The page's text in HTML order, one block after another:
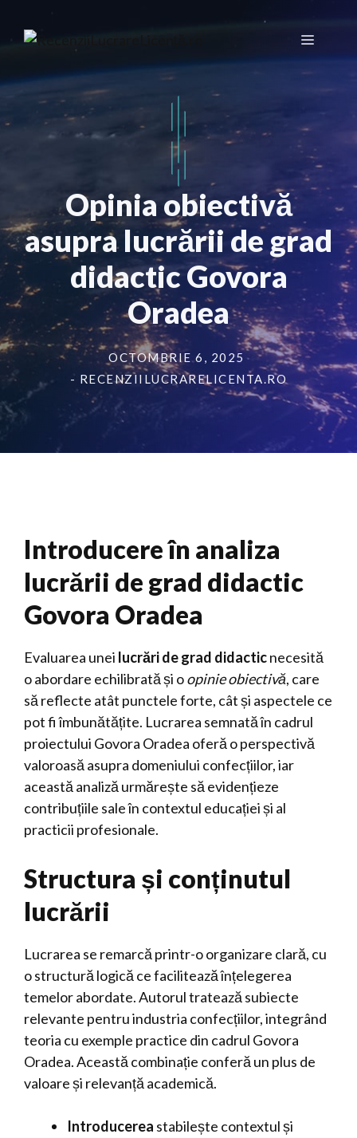
Meniu
Opinia obiectivă
asupra lucrării de grad
didactic Govora
Oradea
OCTOMBRIE 6, 2025
- RECENZIILUCRARELICENTA.RO
Introducere în analiza
lucrării de grad didactic
Govora Oradea
Evaluarea unei lucrări de grad didacticnecesită
o abordare echilibrată și oopinie obiectivă, care
să reflecte atât punctele forte, cât și aspectele ce
pot fi îmbunătățite. Lucrarea semnată în cadrul
proiectului Govora Oradea oferă o perspectivă
valoroasă asupra domeniului confecțiilor, iar
această analiză urmărește să evidențieze
contribuțiile sale în contextul educației și al
practicii profesionale.
Structura și conținutul
lucrării
Lucrarea se remarcă printr-o organizare clară, cu
o structură logică ce facilitează înțelegerea
temelor abordate. Autorul tratează subiecte
relevante pentru industria confecțiilor, integrând
teoria cu exemple practice din cadrul Govora
Oradea. Această combinație conferă un plus de
valoare și relevanță academică.
Introducerea stabilește contextul și